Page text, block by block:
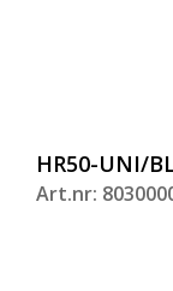
HR50-UNI/
Art.nr: